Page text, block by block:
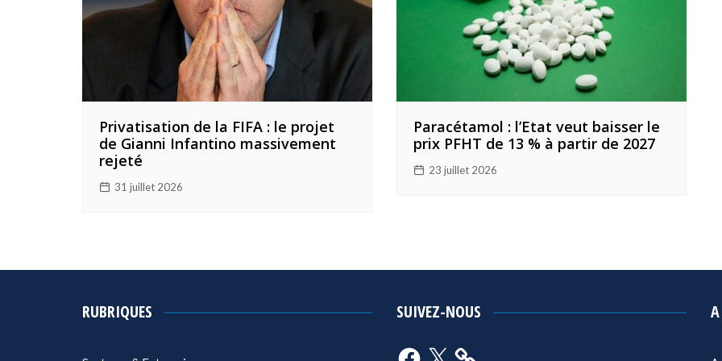
Privatisation de la FIFA : le projet
de Gianni Infantino massivement
rejeté
31 juillet 2026
Paracétamol : l’Etat veut baisser le
prix PFHT de 13 % à partir de 2027
23 juillet 2026
RUBRIQUES SUIVEZ-NOUS
Facebook
X